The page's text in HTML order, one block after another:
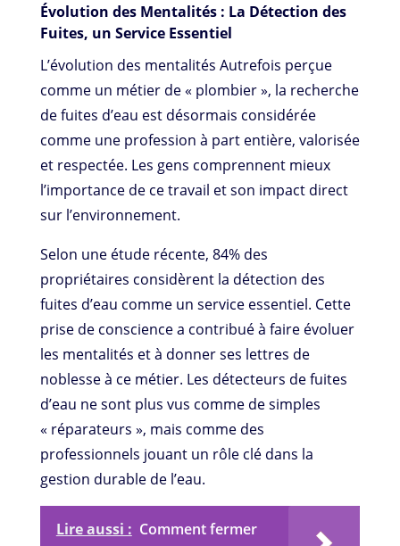
Évolution des Mentalités : La Détection des
Fuites, un Service Essentiel
L’évolution des mentalités Autrefois perçue
comme un métier de « plombier », la recherche
de fuites d’eau est désormais considérée
comme une profession à part entière, valorisée
et respectée. Les gens comprennent mieux
l’importance de ce travail et son impact direct
sur l’environnement.
Selon une étude récente, 84% des
propriétaires considèrent la détection des
fuites d’eau comme un service essentiel. Cette
prise de conscience a contribué à faire évoluer
les mentalités et à donner ses lettres de
noblesse à ce métier. Les détecteurs de fuites
d’eau ne sont plus vus comme de simples
« réparateurs », mais comme des
professionnels jouant un rôle clé dans la
gestion durable de l’eau.
Lire aussi : Comment fermer